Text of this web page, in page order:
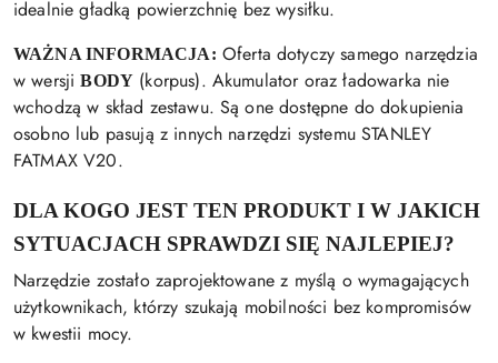
idealnie gładką powierzchnię bez wysiłku.
WAŻNA INFORMACJA: Oferta dotyczy samego narzędzia
w wersjiBODY (korpus). Akumulator oraz ładowarka nie
wchodzą w skład zestawu. Są one dostępne do dokupienia
osobno lub pasują z innych narzędzi systemu STANLEY
FATMAX V20.
DLA KOGO JEST TEN PRODUKT I W JAKICH
SYTUACJACH SPRAWDZI SIĘ NAJLEPIEJ?
Narzędzie zostało zaprojektowane z myślą o wymagających
użytkownikach, którzy szukają mobilności bez kompromisów
w kwestii mocy.